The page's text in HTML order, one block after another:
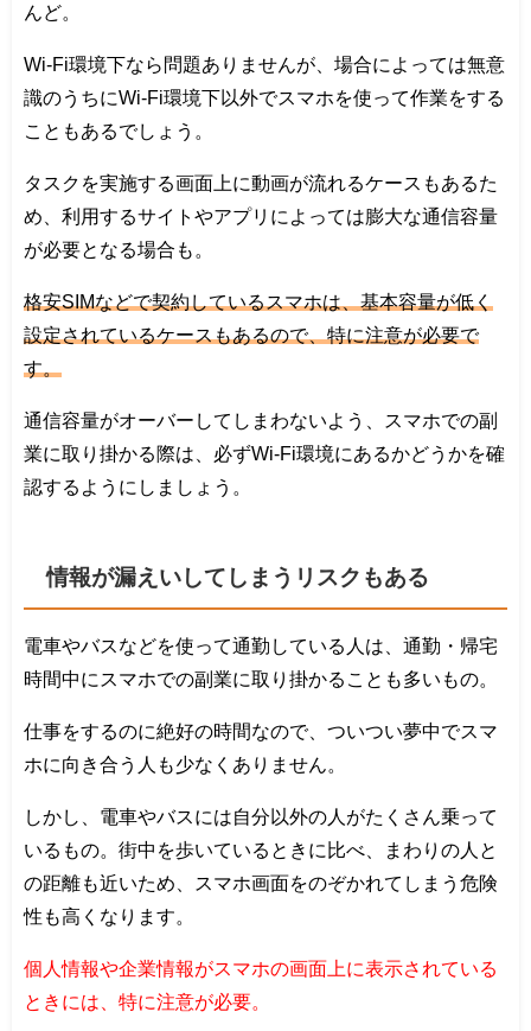
んど。
Wi-Fi環境下なら問題ありませんが、場合によっては無意
識のうちにWi-Fi環境下以外でスマホを使って作業をする
こともあるでしょう。
タスクを実施する画面上に動画が流れるケースもあるた
め、利用するサイトやアプリによっては膨大な通信容量
が必要となる場合も。
格安SIMなどで契約しているスマホは、基本容量が低く
設定されているケースもあるので、特に注意が必要で
す。
通信容量がオーバーしてしまわないよう、スマホでの副
業に取り掛かる際は、必ずWi-Fi環境にあるかどうかを確
認するようにしましょう。
情報が漏えいしてしまうリスクもある
電車やバスなどを使って通勤している人は、通勤・帰宅
時間中にスマホでの副業に取り掛かることも多いもの。
仕事をするのに絶好の時間なので、ついつい夢中でスマ
ホに向き合う人も少なくありません。
しかし、電車やバスには自分以外の人がたくさん乗って
いるもの。街中を歩いているときに比べ、まわりの人と
の距離も近いため、スマホ画面をのぞかれてしまう危険
性も高くなります。
個人情報や企業情報がスマホの画面上に表示されている
ときには、特に注意が必要。